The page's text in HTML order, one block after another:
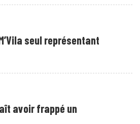
seul représentant
avoir frappé un